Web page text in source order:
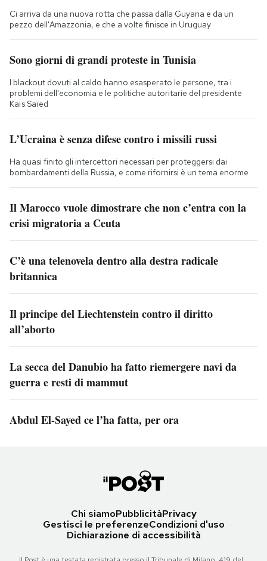
Ci arriva da una nuova rotta che passa dalla Guyana e da un
pezzo dell'Amazzonia, e che a volte finisce in Uruguay
Sono giorni di grandi proteste in Tunisia
I blackout dovuti al caldo hanno esasperato le persone, tra i
problemi dell'economia e le politiche autoritarie del presidente
Kaïs Saïed
L’Ucraina è senza difese contro i missili russi
Ha quasi finito gli intercettori necessari per proteggersi dai
bombardamenti della Russia, e come rifornirsi è un tema enorme
Il Marocco vuole dimostrare che non c’entra con la
crisi migratoria a Ceuta
C’è una telenovela dentro alla destra radicale
britannica
Il principe del Liechtenstein contro il diritto
all’aborto
La secca del Danubio ha fatto riemergere navi da
guerra e resti di mammut
Abdul El-Sayed ce l’ha fatta, per ora
Chi siamoPubblicitàPrivacy
Gestisci le preferenzeCondizioni d'uso
Dichiarazione di accessibilità